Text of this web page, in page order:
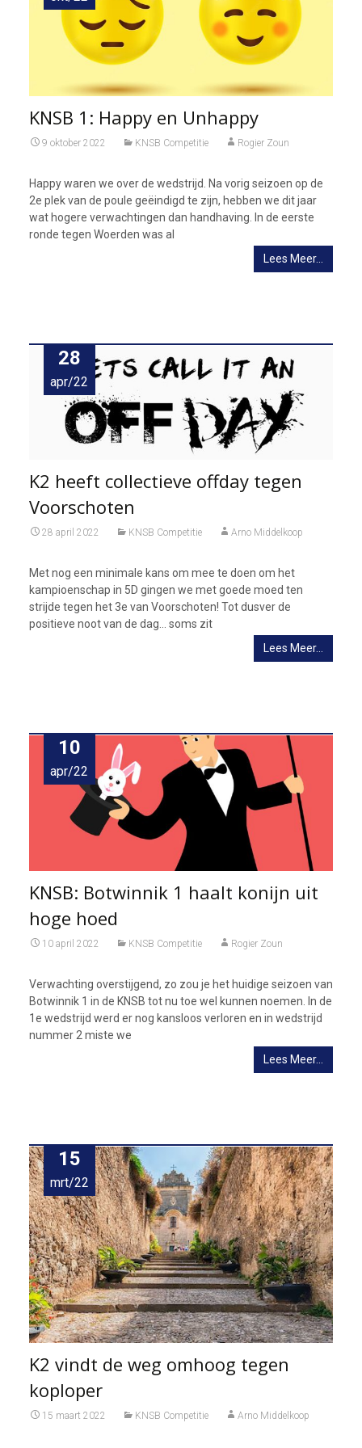
KNSB 1: Happy en Unhappy
9 oktober 2022 KNSB Competitie Rogier Zoun
Happy waren we over de wedstrijd. Na vorig seizoen op de
2e plek van de poule geëindigd te zijn, hebben we dit jaar
wat hogere verwachtingen dan handhaving. In de eerste
ronde tegen Woerden was al
Lees Meer…
28
apr/22
K2 heeft collectieve offday tegen
Voorschoten
28 april 2022 KNSB Competitie Arno Middelkoop
Met nog een minimale kans om mee te doen om het
kampioenschap in 5D gingen we met goede moed ten
strijde tegen het 3e van Voorschoten! Tot dusver de
positieve noot van de dag… soms zit
Lees Meer…
10
apr/22
KNSB: Botwinnik 1 haalt konijn uit
hoge hoed
10 april 2022 KNSB Competitie Rogier Zoun
Verwachting overstijgend, zo zou je het huidige seizoen van
Botwinnik 1 in de KNSB tot nu toe wel kunnen noemen. In de
1e wedstrijd werd er nog kansloos verloren en in wedstrijd
nummer 2 miste we
Lees Meer…
15
mrt/22
K2 vindt de weg omhoog tegen
koploper
15 maart 2022 KNSB Competitie Arno Middelkoop